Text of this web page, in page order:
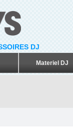
DJ
Materiel DJ